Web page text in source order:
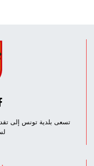
تسعى بلدية تونس إلى